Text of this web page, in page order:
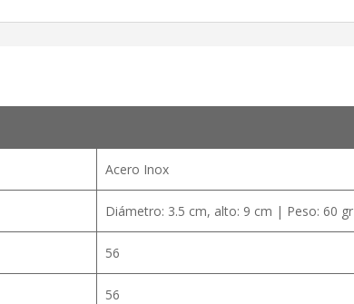
Acero Inox
Diámetro: 3.5 cm, alto: 9 cm | Peso: 60 gr
56
56